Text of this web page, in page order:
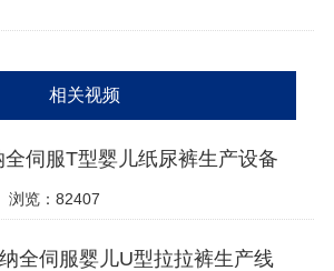
相关视频
伺服T型婴儿纸尿裤生产设备
浏览：82407
全伺服婴儿U型拉拉裤生产线